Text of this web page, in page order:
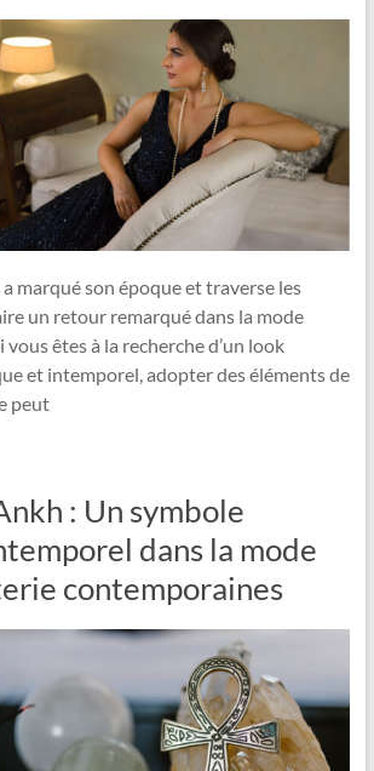
marqué son époque et traverse les
un retour remarqué dans la mode
êtes à la recherche d’un look
et intemporel, adopter des éléments de
peut
: Un symbole
dans la mode
contemporaines